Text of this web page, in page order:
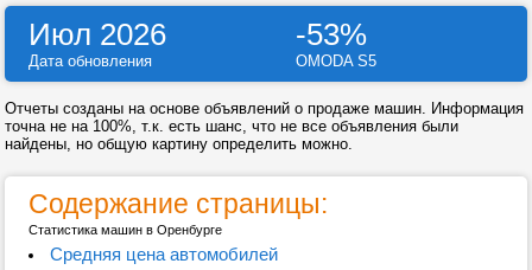
Июл 2026 -53%
Дата обновления OMODA S5
Отчеты созданы на основе объявлений о продаже машин. Информация
точна не на 100%, т.к. есть шанс, что не все объявления были
найдены, но общую картину определить можно.
Содержание страницы:
Статистика машин в Оренбурге
Средняя цена автомобилей